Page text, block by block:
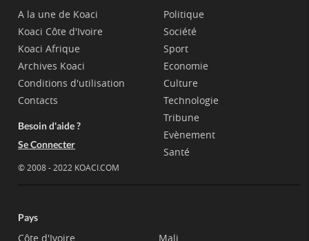
A la une de Koaci
Koaci Côte d'Ivoire
Koaci Afrique
Archives Koaci
Conditions d'utilisation
Contacts
Besoin d'aide ?
Se Connecter
© 2008 - 2022 KOACI.COM
Politique
Société
Sport
Economie
Culture
Technologie
Tribune
Evènement
Santé
Pays
Côte d'Ivoire
Mali